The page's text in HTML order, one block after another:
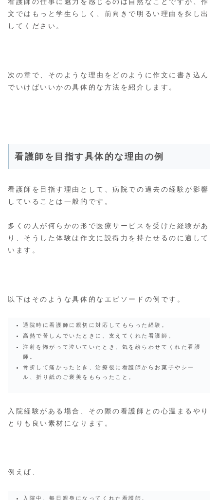
看護師の仕事に魅力を感じるのは自然なことですが、作
文ではもっと学生らしく、前向きで明るい理由を探し出
してください。
次の章で、そのような理由をどのように作文に書き込ん
でいけばいいかの具体的な方法を紹介します。
看護師を目指す具体的な理由の例
看護師を目指す理由として、病院での過去の経験が影響
していることは一般的です。
多くの人が何らかの形で医療サービスを受けた経験があ
り、そうした体験は作文に説得力を持たせるのに適して
います。
以下はそのような具体的なエピソードの例です。
通院時に看護師に親切に対応してもらった経験。
高熱で苦しんでいたときに、支えてくれた看護師。
注射を怖がって泣いていたとき、気を紛らわせてくれた看護
師。
骨折して痛かったとき、治療後に看護師からお菓子やシー
ル、折り紙のご褒美をもらったこと。
入院経験がある場合、その際の看護師との心温まるやり
とりも良い素材になります。
例えば、
入院中、毎日親身になってくれた看護師。